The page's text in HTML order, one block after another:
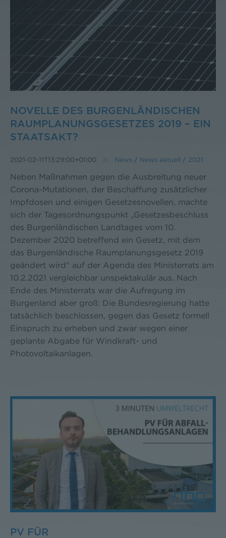
NOVELLE DES BURGENLÄNDISCHEN
RAUMPLANUNGSGESETZES 2019 – EIN
STAATSAKT?
2021-02-11T13:29:00+01:00 News / News aktuell / 2021
Neben Maßnahmen gegen die Ausbreitung neuer
Corona-Mutationen, der Beschaffung zusätzlicher
Impfdosen und einigen Gesetzesnovellen, machte
sich der Tagesordnungspunkt „Gesetzesbeschluss
des Burgenländischen Landtages vom 10.
Dezember 2020 betreffend ein Gesetz, mit dem
das Burgenländische Raumplanungsgesetz 2019
geändert wird“ auf der Agenda des Ministerrats am
10.2.2021 vergleichbar unspektakulär aus. Nach
Ende des Ministerrats war die Aufregung im
Burgenland aber groß: Die Bundesregierung hatte
tatsächlich beschlossen, gegen das Gesetz formell
Einspruch zu erheben und zwar wegen einer
geplante Abgabe für Windkraft- und
Photovoltaikanlagen.
PV FÜR